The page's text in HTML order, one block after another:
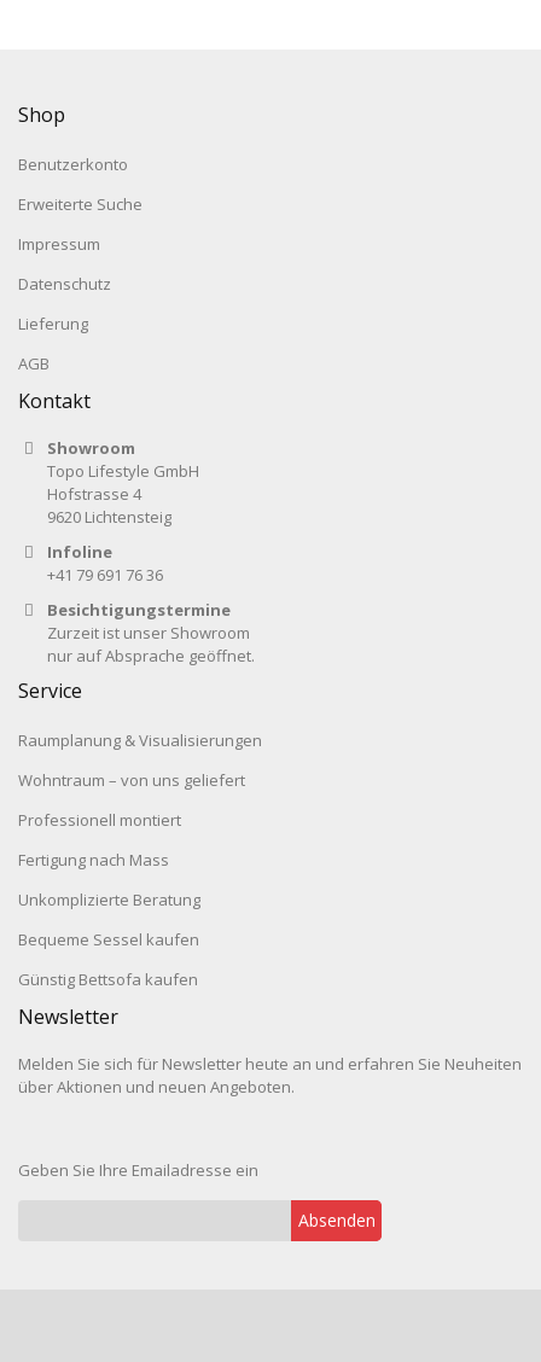
Shop
Benutzerkonto
Erweiterte Suche
Impressum
Datenschutz
Lieferung
AGB
Kontakt
Showroom
Topo Lifestyle GmbH
Hofstrasse 4
9620 Lichtensteig
Infoline
+41 79 691 76 36
Besichtigungstermine
Zurzeit ist unser Showroom
nur auf Absprache geöffnet.
Service
Raumplanung & Visualisierungen
Wohntraum – von uns geliefert
Professionell montiert
Fertigung nach Mass
Unkomplizierte Beratung
Bequeme Sessel kaufen
Günstig Bettsofa kaufen
Newsletter
Melden Sie sich für Newsletter heute an und erfahren Sie Neuheiten
über Aktionen und neuen Angeboten.
Geben Sie Ihre Emailadresse ein
Absenden